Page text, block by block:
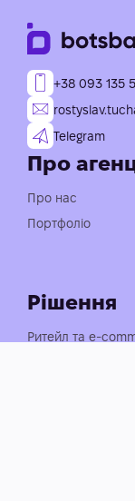
+38 093 135
Telegram
Про
Про нас
Портфоліо
Рішення
Ритейл та e-